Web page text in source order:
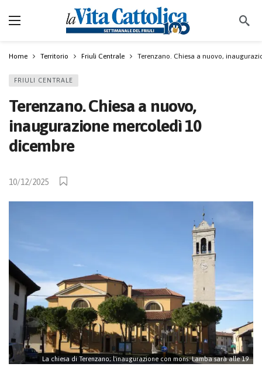
Home Territorio Friuli Centrale Terenzano. Chiesa a nuovo,
FRIULI CENTRALE
Terenzano. Chiesa a nuovo,
inaugurazione mercoledì 10
dicembre
10/12/2025
La chiesa di Terenzano; l'inaugurazione con mons. Lamba sarà alle 19